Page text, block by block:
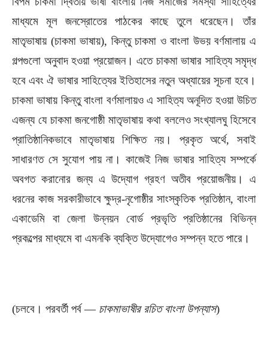
মাধ্যমে মূল জনস্রোতের পাঠকের কাছে তুলে ধরেছেন। তাঁর
মাতৃভাষায় (চাকমা ভাষায়), কিন্তু চাকমা ও বাংলা উভয় বর্ণমালায় এ
গল্পগুলো অনুবাদ হওয়া প্রয়োজন। এতে চাকমা ভাষার সাহিত্য সমৃদ্ধ
হবে এবং ঐ ভাষার সাহিত্যের ইতিহাসের নতুন অধ্যায়ের সূচনা হবে।
চাকমা ভাষায় কিন্তু বাংলা বর্ণমালায়ও এ সাহিত্য অনূদিত হওয়া উচিত
এজন্য যে চাকমা জনগোষ্ঠী মাতৃভাষায় কথা বললেও সংখ্যালঘু হিসেবে
প্রাতিষ্ঠানিকভাবে মাতৃভাষায় শিক্ষিত নয়। প্রকৃত অর্থে, সবাই
সাধারণত সে সুযোগ পায় না। কাজেই নিজ ভাষার সাহিত্য সম্পর্কে
অবগত করানোর জন্য এ উদ্যোগ গ্রহণ অতীব প্রয়োজনীয়। এ
ধরনের কাজ সরকারীভাবে ক্ষুদ্র-নৃগোষ্ঠীর সাংস্কৃতিক প্রতিষ্ঠান, বাংলা
একাডেমি বা জেলা উন্নয়ন বোর্ড প্রভৃতি প্রতিষ্ঠানের বিভিন্ন
প্রকল্পের মাধ্যমে বা এমনকি ব্যক্তি উদ্যোগেও সম্পন্ন হতে পারে।
(চলবে। পরবর্তী পর্ব — চাকমাভাষীর রচিত বাংলা উপন্যাস)